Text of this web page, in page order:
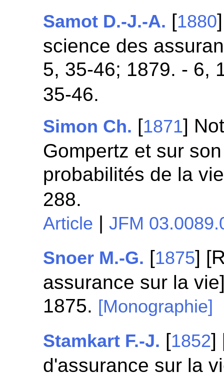
Samot D.-J.-A. [1880
science des
5, 35-46; 1879. - 6,
35-46.
Simon Ch. [1871]
Gompertz et sur
probabilités de la
288.
Article |JFM
Snoer M.-G. [1875]
assurance sur la
1875. [Monographie]
Stamkart F.-J. [1852]
d'assurance sur la